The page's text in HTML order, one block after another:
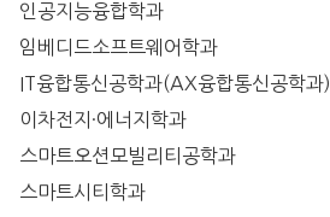
인공지능융합학과
임베디드소프트웨어학과
IT융합통신공학과(AX융합통신공학과)
이차전지·에너지학과
스마트오션모빌리티공학과
스마트시티학과